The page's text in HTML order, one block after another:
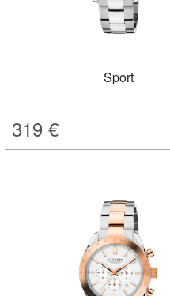
Sport
319 €